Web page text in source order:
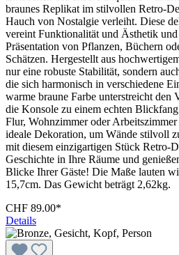
braunes Replikat im stilvollen Retro-
Hauch von Nostalgie verleiht. Diese
vereint Funktionalität und Ästhetik
Präsentation von Pflanzen, Büchern
Schätzen. Hergestellt aus
nur eine robuste Stabilität, sondern
die sich harmonisch in verschiedene
warme braune Farbe unterstreicht den
die Konsole zu einem echten
Flur, Wohnzimmer oder
ideale Dekoration, um Wände stilvoll
mit diesem einzigartigen Stück Retro-
Geschichte in Ihre Räume und
Blicke Ihrer Gäste! Die Maße lauten
15,7cm. Das Gewicht beträgt 2,62kg.
CHF 89.00*
Details